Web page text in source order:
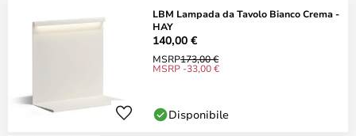
LBM Lampada da Tavolo Bianco Crema -
HAY
140,00 €
MSRP173,00 €
MSRP -33,00 €
Disponibile